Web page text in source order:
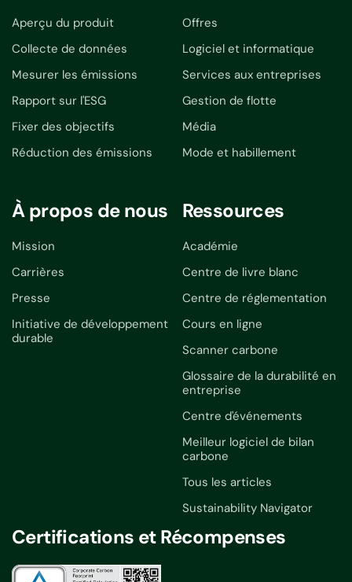
Aperçu du produit
Collecte de données
Mesurer les émissions
Rapport sur l'ESG
Fixer des objectifs
Réduction des émissions
Offres
Logiciel et informatique
Services aux entreprises
Gestion de flotte
Média
Mode et habillement
À propos de nous
Mission
Carrières
Presse
Initiative de développement
durable
Ressources
Académie
Centre de livre blanc
Centre de réglementation
Cours en ligne
Scanner carbone
Glossaire de la durabilité en
entreprise
Centre d'événements
Meilleur logiciel de bilan
carbone
Tous les articles
Sustainability Navigator
Certifications et Récompenses